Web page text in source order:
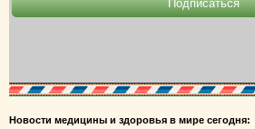
Новости медицины и здоровья в мире сегодня: